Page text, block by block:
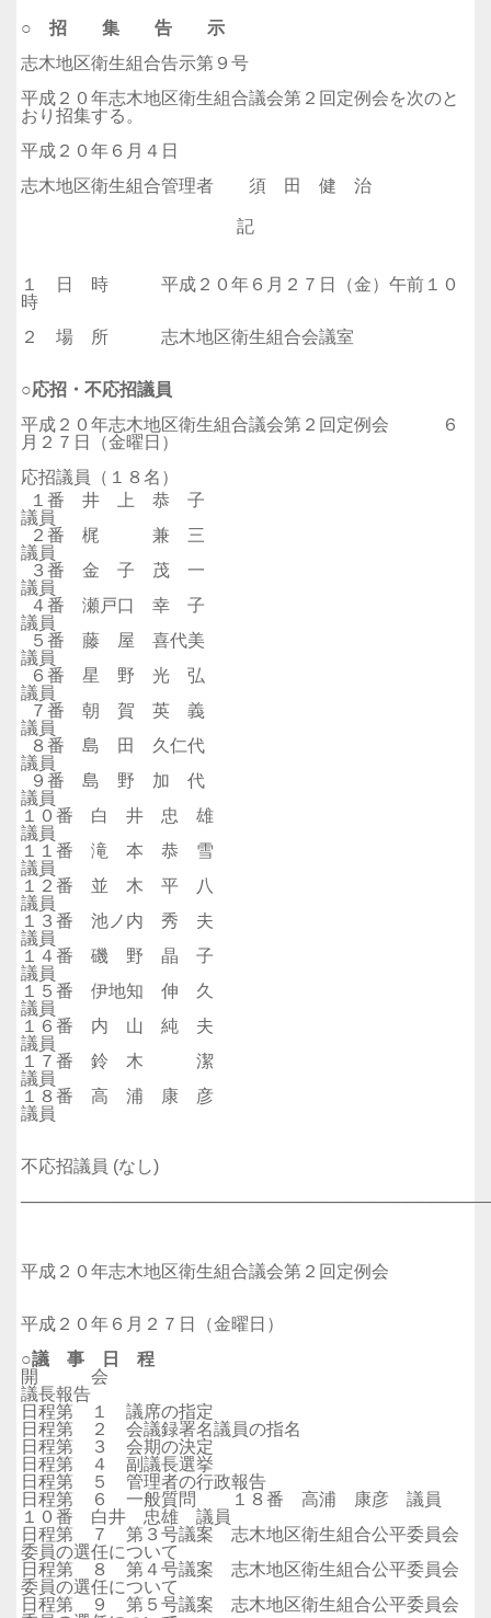
○ 招 集 告 示
志木地区衛生組合告示第９号
平成２０年志木地区衛生組合議会第２回定例会を次のと
おり招集する。
平成２０年６月４日
志木地区衛生組合管理者 須 田 健 治
記
１ 日 時 平成２０年６月２７日（金）午前１０
時
２ 場 所 志木地区衛生組合会議室
○応招・不応招議員
平成２０年志木地区衛生組合議会第２回定例会 ６
月２７日（金曜日）
応招議員（１８名）
１番 井 上 恭 子
議員
２番 梶 兼 三
議員
３番 金 子 茂 一
議員
４番 瀬戸口 幸 子
議員
５番 藤 屋 喜代美
議員
６番 星 野 光 弘
議員
７番 朝 賀 英 義
議員
８番 島 田 久仁代
議員
９番 島 野 加 代
議員
１０番 白 井 忠 雄
議員
１１番 滝 本 恭 雪
議員
１２番 並 木 平 八
議員
１３番 池ノ内 秀 夫
議員
１４番 磯 野 晶 子
議員
１５番 伊地知 伸 久
議員
１６番 内 山 純 夫
議員
１７番 鈴 木 潔
議員
１８番 高 浦 康 彦
議員
不応招議員 (なし)
平成２０年志木地区衛生組合議会第２回定例会
平成２０年６月２７日（金曜日）
○議 事 日 程
開 会
議長報告
日程第 １ 議席の指定
日程第 ２ 会議録署名議員の指名
日程第 ３ 会期の決定
日程第 ４ 副議長選挙
日程第 ５ 管理者の行政報告
日程第 ６ 一般質問 １８番 高浦 康彦 議員
１０番 白井 忠雄 議員
日程第 ７ 第３号議案 志木地区衛生組合公平委員会
委員の選任について
日程第 ８ 第４号議案 志木地区衛生組合公平委員会
委員の選任について
日程第 ９ 第５号議案 志木地区衛生組合公平委員会